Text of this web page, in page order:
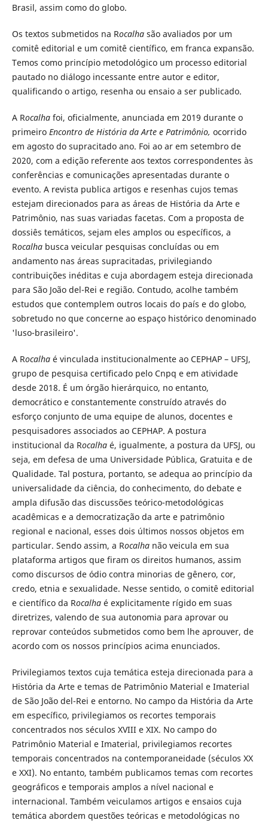
Brasil, assim como do globo.
Os textos submetidos na Rocalha são avaliados por um
comitê editorial e um comitê científico, em franca expansão.
Temos como princípio metodológico um processo editorial
pautado no diálogo incessante entre autor e editor,
qualificando o artigo, resenha ou ensaio a ser publicado.
A Rocalha foi, oficialmente, anunciada em 2019 durante o
primeiro Encontro de História da Arte e Patrimônio, ocorrido
em agosto do supracitado ano. Foi ao ar em setembro de
2020, com a edição referente aos textos correspondentes às
conferências e comunicações apresentadas durante o
evento. A revista publica artigos e resenhas cujos temas
estejam direcionados para as áreas de História da Arte e
Patrimônio, nas suas variadas facetas. Com a proposta de
dossiês temáticos, sejam eles amplos ou específicos, a
Rocalhabusca veicular pesquisas concluídas ou em
andamento nas áreas supracitadas, privilegiando
contribuições inéditas e cuja abordagem esteja direcionada
para São João del-Rei e região. Contudo, acolhe também
estudos que contemplem outros locais do país e do globo,
sobretudo no que concerne ao espaço histórico denominado
'luso-brasileiro'.
A Rocalha é vinculada institucionalmente ao CEPHAP – UFSJ,
grupo de pesquisa certificado pelo Cnpq e em atividade
desde 2018. É um órgão hierárquico, no entanto,
democrático e constantemente construído através do
esforço conjunto de uma equipe de alunos, docentes e
pesquisadores associados ao CEPHAP. A postura
institucional da Rocalha é, igualmente, a postura da UFSJ, ou
seja, em defesa de uma Universidade Pública, Gratuita e de
Qualidade. Tal postura, portanto, se adequa ao princípio da
universalidade da ciência, do conhecimento, do debate e
ampla difusão das discussões teórico-metodológicas
acadêmicas e a democratização da arte e patrimônio
regional e nacional, esses dois últimos nossos objetos em
particular. Sendo assim, a Rocalha não veicula em sua
plataforma artigos que firam os direitos humanos, assim
como discursos de ódio contra minorias de gênero, cor,
credo, etnia e sexualidade. Nesse sentido, o comitê editorial
e científico da Rocalha é explicitamente rígido em suas
diretrizes, valendo de sua autonomia para aprovar ou
reprovar conteúdos submetidos como bem lhe aprouver, de
acordo com os nossos princípios acima enunciados.
Privilegiamos textos cuja temática esteja direcionada para a
História da Arte e temas de Patrimônio Material e Imaterial
de São João del-Rei e entorno. No campo da História da Arte
em específico, privilegiamos os recortes temporais
concentrados nos séculos XVIII e XIX. No campo do
Patrimônio Material e Imaterial, privilegiamos recortes
temporais concentrados na contemporaneidade (séculos XX
e XXI). No entanto, também publicamos temas com recortes
geográficos e temporais amplos a nível nacional e
internacional. Também veiculamos artigos e ensaios cuja
temática abordem questões teóricas e metodológicas no